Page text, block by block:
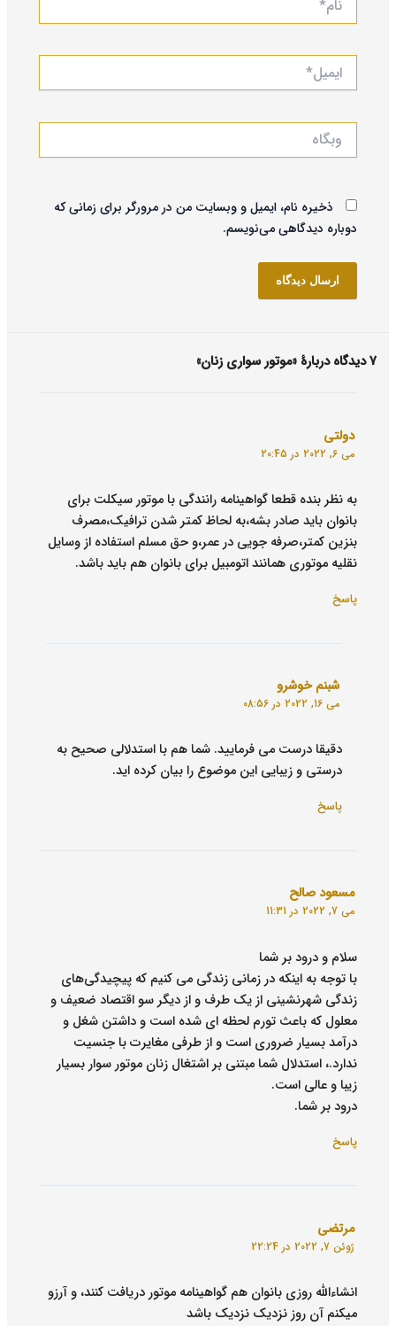
ایمیل*
ذخیره نام، ایمیل و وبسایت من در مرورگر برای زمانی که
دوباره دیدگاهی می‌نویسم.
7 دیدگاه دربارهٔ «موتور سواری زنان»
دولتی
می 6, 2022 در 20:45
به نظر بنده قطعا گواهینامه رانندگی با موتور سیکلت برای
بانوان باید صادر بشه،به لحاظ کمتر شدن ترافیک،مصرف
بنزین کمتر،صرفه جویی در عمر،و حق مسلم استفاده از وسایل
نقلیه موتوری همانند اتومبیل برای بانوان هم باید باشد.
پاسخ
شبنم خوشرو
می 16, 2022 در 08:56
دقیقا درست می فرمایید. شما هم با استدلالی صحیح به
درستی و زیبایی این موضوع را بیان کرده اید.
پاسخ
مسعود صالح
می 7, 2022 در 11:31
سلام و درود بر شما
با توجه به اینکه در زمانی زندگی می کنیم که پیچیدگی‌های
زندگی شهرنشینی از یک طرف و از دیگر سو اقتصاد ضعیف و
معلول که باعث تورم لحظه ای شده است و داشتن شغل و
درآمد بسیار ضروری است و از طرفی مغایرت با جنسیت
ندارد.، استدلال شما مبتنی بر اشتغال زنان موتور سوار بسیار
زیبا و عالی است.
درود بر شما.
پاسخ
مرتضی
ژوئن 7, 2022 در 22:24
انشاءالله روزی بانوان هم گواهینامه موتور دریافت کنند، و آرزو
میکنم آن روز نزدیک نزدیک باشد